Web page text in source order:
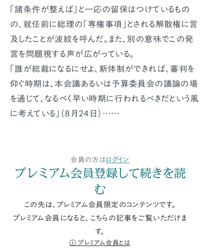
「諸条件が整えば」と一応の留保はつけているもの
の、就任前に総理の「専権事項」とされる解散権に言
及したことが波紋を呼んだ。また、別の意味でこの発
言を問題視する声が広がっている。
「誰が総裁になるにせよ、新体制ができれば、審判を
仰ぐ時期は、本会議あるいは予算委員会の議論の場
を通じて、なるべく早い時期に行われるべきだという風
に考えている」（8月24日）……
会員の方はログイン
プレミアム会員登録して続きを読
む
この先は、プレミアム会員限定のコンテンツです。
プレミアム会員になると、こちらの記事をご覧いただけま
す。
プレミアム会員とは